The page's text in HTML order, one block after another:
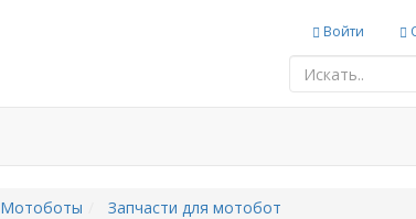
Войти
Мотоботы Запчасти для мотобот